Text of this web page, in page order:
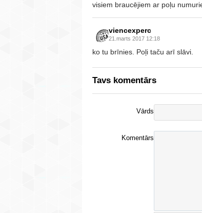
visiem braucējiem ar poļu
viencexperc
21.marts 2017 12:18
ko tu brīnies. Poļi taču arī slāvi.
Tavs komentārs
Vārds
Komentārs